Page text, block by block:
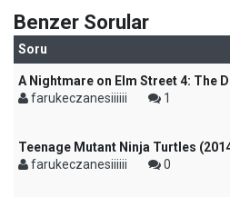
Benzer Sorular
Soru
A Nightmare on Elm Street 4: The
farukeczanesiiiiii
1
Teenage Mutant Ninja Turtles
farukeczanesiiiiii
0